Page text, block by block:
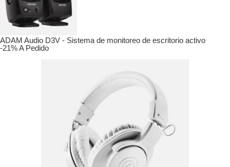
ADAM Audio D3V - Sistema de monitoreo de escritorio activo
-21%A Pedido